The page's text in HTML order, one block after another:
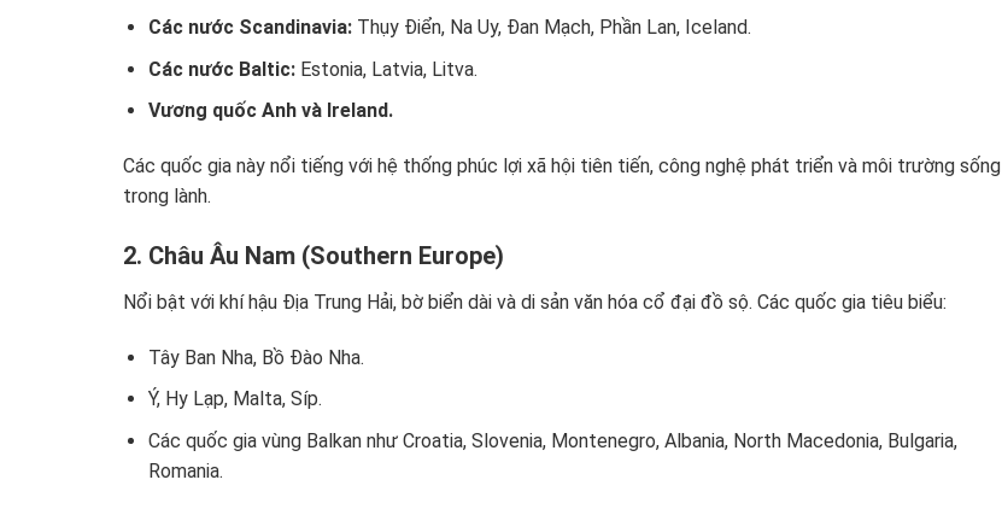
Các nước Scandinavia:Thụy Điển, Na Uy, Đan Mạch, Phần Lan, Iceland.
Các nước Baltic:Estonia, Latvia, Litva.
Vương quốc Anh và Ireland.
Các quốc gia này nổi tiếng với hệ thống phúc lợi xã hội tiên tiến, công nghệ phát triển và môi trường sống
trong lành.
2. Châu Âu Nam (Southern Europe)
Nổi bật với khí hậu Địa Trung Hải, bờ biển dài và di sản văn hóa cổ đại đồ sộ. Các quốc gia tiêu biểu:
Tây Ban Nha, Bồ Đào Nha.
Ý, Hy Lạp, Malta, Síp.
Các quốc gia vùng Balkan như Croatia, Slovenia, Montenegro, Albania, North Macedonia, Bulgaria,
Romania.